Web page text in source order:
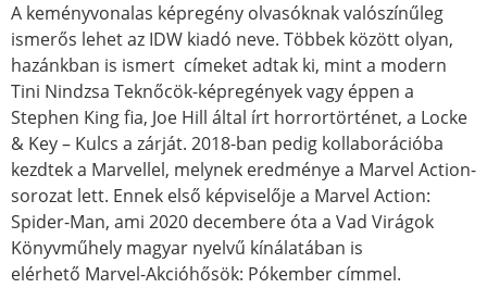
A keményvonalas képregény olvasóknak valószínűleg
ismerős lehet az IDW kiadó neve. Többek között olyan,
hazánkban is ismert címeket adtak ki, mint a modern
Tini Nindzsa Teknőcök-képregények vagy éppen a
Stephen King fia, Joe Hill által írt horrortörténet, a Locke
& Key – Kulcs a zárját. 2018-ban pedig kollaborációba
kezdtek a Marvellel, melynek eredménye a Marvel Action-
sorozat lett. Ennek első képviselője a Marvel Action:
Spider-Man, ami 2020 decembere óta a Vad Virágok
Könyvműhely magyar nyelvű kínálatában is
elérhető Marvel-Akcióhősök: Pókember címmel.